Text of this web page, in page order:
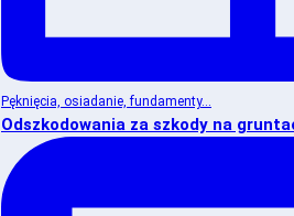
Pęknięcia, osiadanie, fundamenty...
Odszkodowania za szkody na